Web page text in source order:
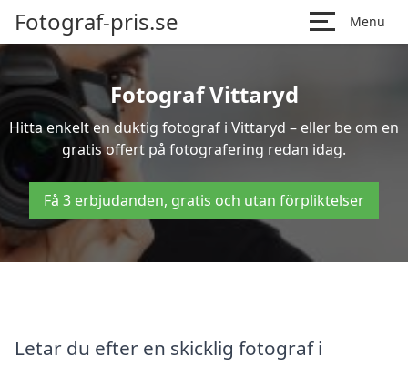
Fotograf-pris.se Menu
Fotograf Vittaryd
Hitta enkelt en duktig fotograf i Vittaryd – eller be om en
gratis offert på fotografering redan idag.
Få 3 erbjudanden, gratis och utan förpliktelser
Letar du efter en skicklig fotograf i